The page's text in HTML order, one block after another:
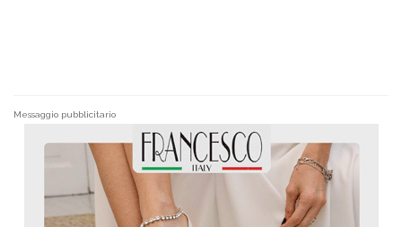
Messaggio pubblicitario